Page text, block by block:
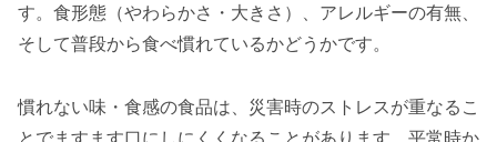
す。食形態（やわらかさ・大きさ）、アレルギーの有無、
そして普段から食べ慣れているかどうかです。
慣れない味・食感の食品は、災害時のストレスが重なるこ
とでますます口にしにくくなることがあります。平常時か